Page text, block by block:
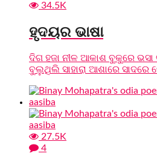
34.5K
ହୃଦୟର ଭାଷା
ଦିଗ ହଜା ନୀଳ ଆକାଶ ବୁକୁରେ
ବୁଲୁଥିଲି ସାହାରା ଆଶାରେ ସାଦରେ
27.5K
4